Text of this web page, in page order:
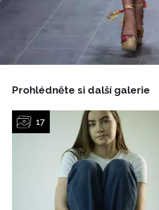
Prohlédněte si další galerie